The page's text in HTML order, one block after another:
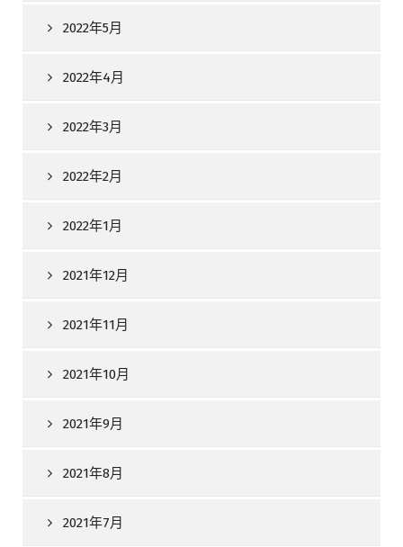
2022年5月
2022年4月
2022年3月
2022年2月
2022年1月
2021年12月
2021年11月
2021年10月
2021年9月
2021年8月
2021年7月